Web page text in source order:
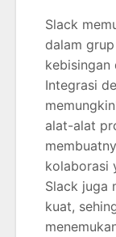
Slack
dalam
kebisingan
Integrasi
alat-alat
kolaborasi
Slack juga
kuat,